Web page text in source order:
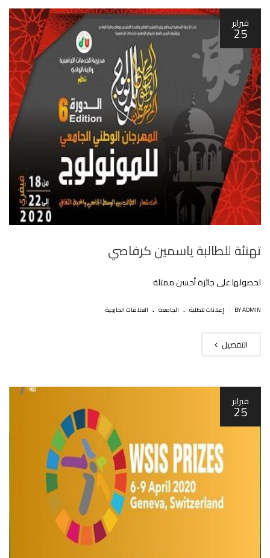
فبراير
25
تهنئة للطالبة ياسمين كرفاصي
لحصولها على جائزة أحسن ممثلة
BY ADMIN إعلانات للطلبة . الجامعة . العلاقات الخارجية
التفصيل
فبراير
25